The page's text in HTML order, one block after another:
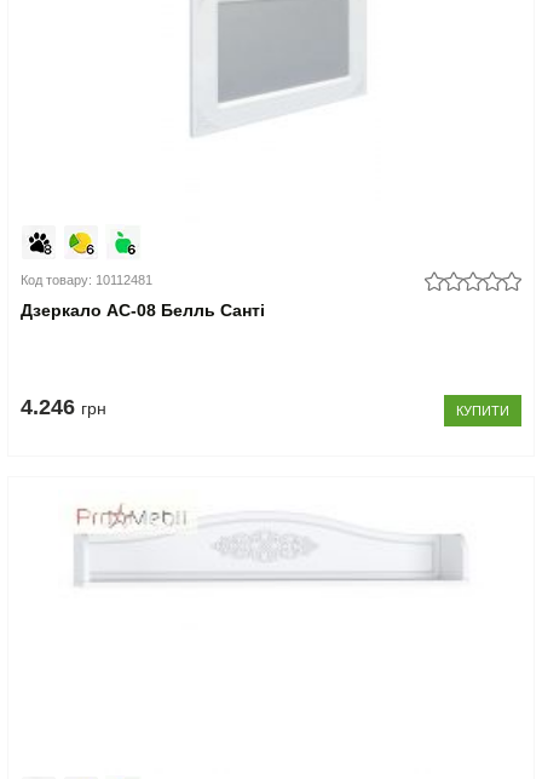
Код товару: 10112481
Дзеркало АС-08 Белль Санті
4.246 грн КУПИТИ